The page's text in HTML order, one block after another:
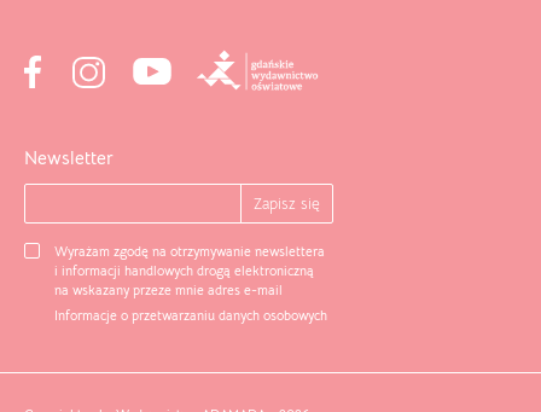
Newsletter
Wyrażam zgodę na otrzymywanie newslettera
i informacji handlowych drogą elektroniczną
na wskazany przeze mnie adres e-mail
Informacje o przetwarzaniu danych osobowych